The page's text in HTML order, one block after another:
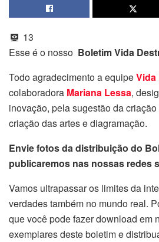
13
Esse é o nosso Boletim Vida
Todo agradecimento a equipeVida
colaboradora Mariana Lessa,
inovação, pela sugestão da
criação das artes e diagramação.
Envie fotos da distribuição do
publicaremos nas nossas redes
Vamos ultrapassar os limites da
verdades também no mundo real.
que você pode fazer download em
exemplares deste boletim e